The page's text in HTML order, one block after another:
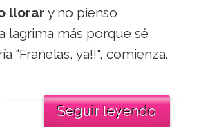
llorar y no pienso
lagrima más porque sé
“Franelas, ya!!", comienza.
Seguir leyendo